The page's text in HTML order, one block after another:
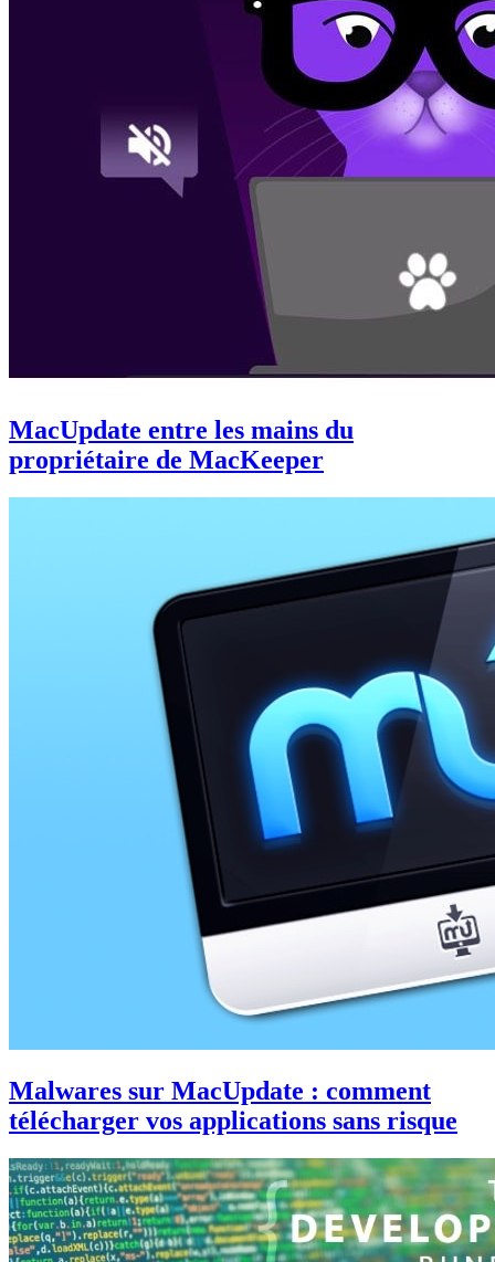
MacUpdate entre les mains du
propriétaire de MacKeeper
Malwares sur MacUpdate : comment
télécharger vos applications sans risque